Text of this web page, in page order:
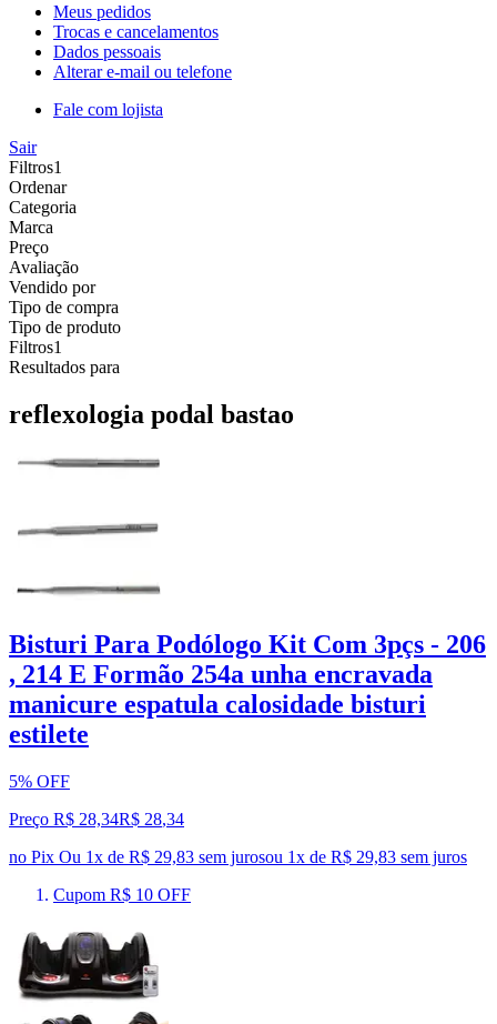
Meus pedidos
Trocas e cancelamentos
Dados pessoais
Alterar e-mail ou telefone
Fale com lojista
Sair
Filtros1
Ordenar
Categoria
Marca
Preço
Avaliação
Vendido por
Tipo de compra
Tipo de produto
Filtros1
Resultados para
reflexologia podal bastao
Bisturi Para Podólogo Kit Com 3pçs - 206
, 214 E Formão 254a unha encravada
manicure espatula calosidade bisturi
estilete
5% OFF
Preço R$ 28,34R$ 28,34
no Pix Ou 1x de R$ 29,83 sem jurosou 1x de R$ 29,83 sem juros
Cupom R$ 10 OFF